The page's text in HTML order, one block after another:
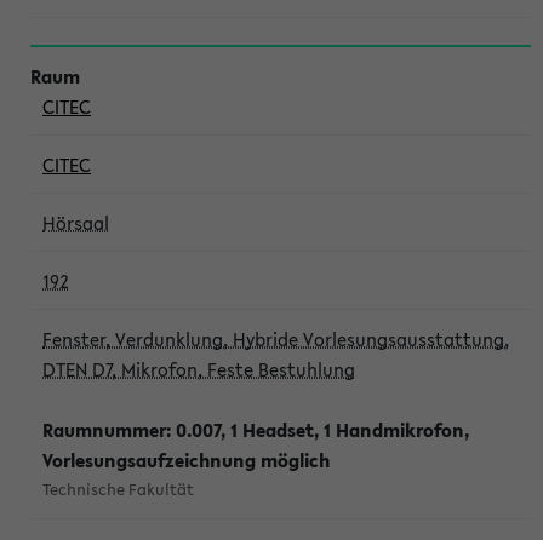
CITEC
CITEC
Hörsaal
192
Fenster, Verdunklung, Hybride Vorlesungsausstattung,
DTEN D7, Mikrofon, Feste Bestuhlung
Raumnummer: 0.007, 1 Headset, 1 Handmikrofon,
Vorlesungsaufzeichnung möglich
Technische Fakultät